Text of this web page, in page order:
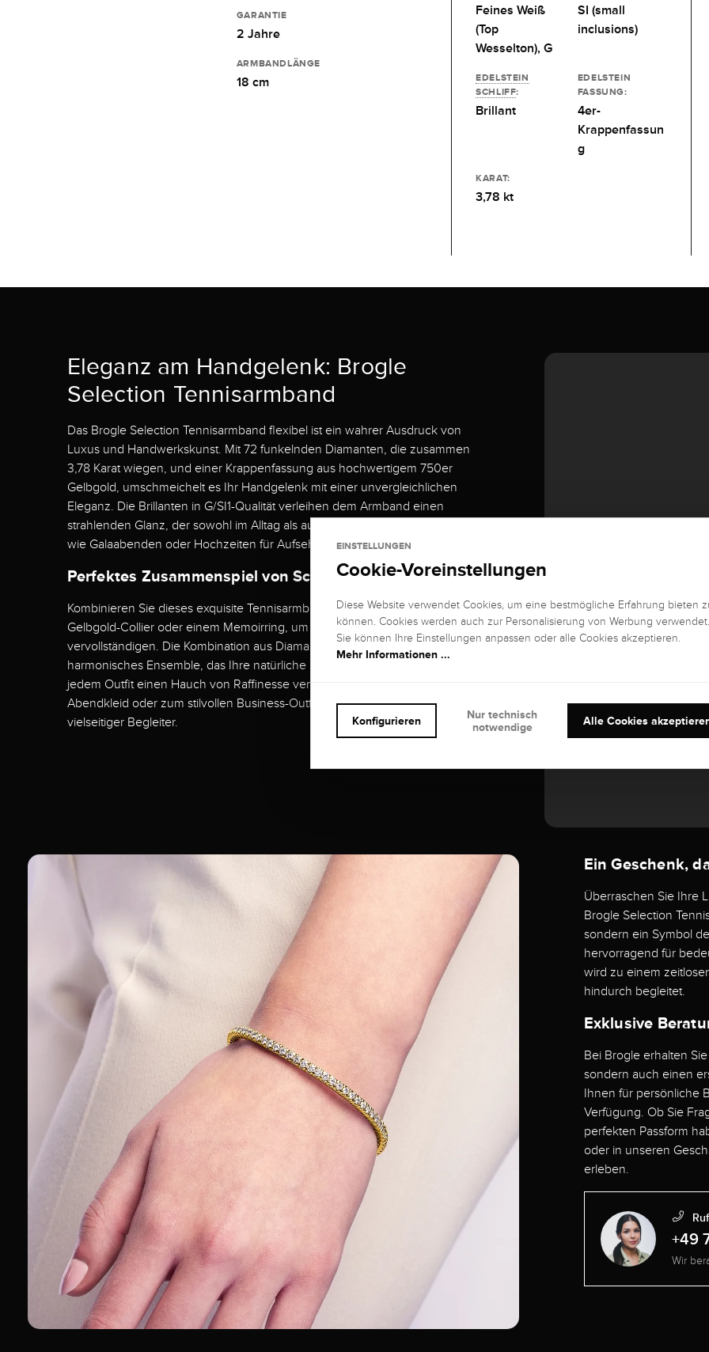
GARANTIE
2 Jahre
ARMBANDLÄNGE
18 cm
Feines Weiß
(Top
Wesselton), G
SI (small
inclusions)
EDELSTEIN
SCHLIFF:
Brillant
EDELSTEIN
FASSUNG:
4er-
Krappenfassun
g
KARAT:
3,78 kt
Eleganz am Handgelenk: Brogle
Selection Tennisarmband
Das Brogle Selection Tennisarmband flexibel ist ein wahrer Ausdruck von
Luxus und Handwerkskunst. Mit 72 funkelnden Diamanten, die zusammen
3,78 Karat wiegen, und einer Krappenfassung aus hochwertigem 750er
Gelbgold, umschmeichelt es Ihr Handgelenk mit einer unvergleichlichen
Eleganz. Die Brillanten in G/SI1-Qualität verleihen dem Armband einen
strahlenden Glanz, der sowohl im Alltag als auch bei besonderen Anlässen
wie Galaabenden oder Hochzeiten für Aufsehen sorgt.
Perfektes Zusammenspiel von Schmuckstücken
Kombinieren Sie dieses exquisite Tennisarmband mit einem passenden
Gelbgold-Collier oder einem Memoirring, um Ihren Look zu
vervollständigen. Die Kombination aus Diamant und Gelbgold erschafft ein
harmonisches Ensemble, das Ihre natürliche Schönheit unterstreicht und
jedem Outfit einen Hauch von Raffinesse verleiht. Ob zum eleganten
Abendkleid oder zum stilvollen Business-Outfit, dieses Armband ist ein
vielseitiger Begleiter.
Ein Geschenk,
Überraschen Sie Ihre
Brogle Selection
sondern ein Symbol
hervorragend für
wird zu einem
hindurch begleitet.
Exklusive
Bei Brogle erhalten
sondern auch einen
Ihnen für persönliche
Verfügung. Ob Sie
perfekten Passform
oder in unseren
erleben.
+49
Wir
EINSTELLUNGEN
Cookie-Voreinstellungen
Diese Website verwendet Cookies, um eine bestmögliche Erfahrung bieten
können. Cookies werden auch zur Personalisierung von Werbung verwendet.
Sie können Ihre Einstellungen anpassen oder alle Cookies akzeptieren.
Mehr Informationen ...
Alle Cookies
Konfigurieren
Nur technisch
notwendige